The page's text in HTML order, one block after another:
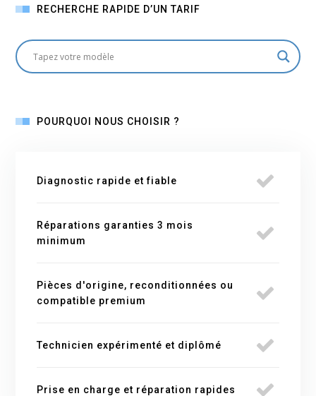
RECHERCHE RAPIDE D’UN TARIF
POURQUOI NOUS CHOISIR ?
Diagnostic rapide et fiable
Réparations garanties 3 mois
minimum
Pièces d'origine, reconditionnées ou
compatible premium
Technicien expérimenté et diplômé
Prise en charge et réparation rapides